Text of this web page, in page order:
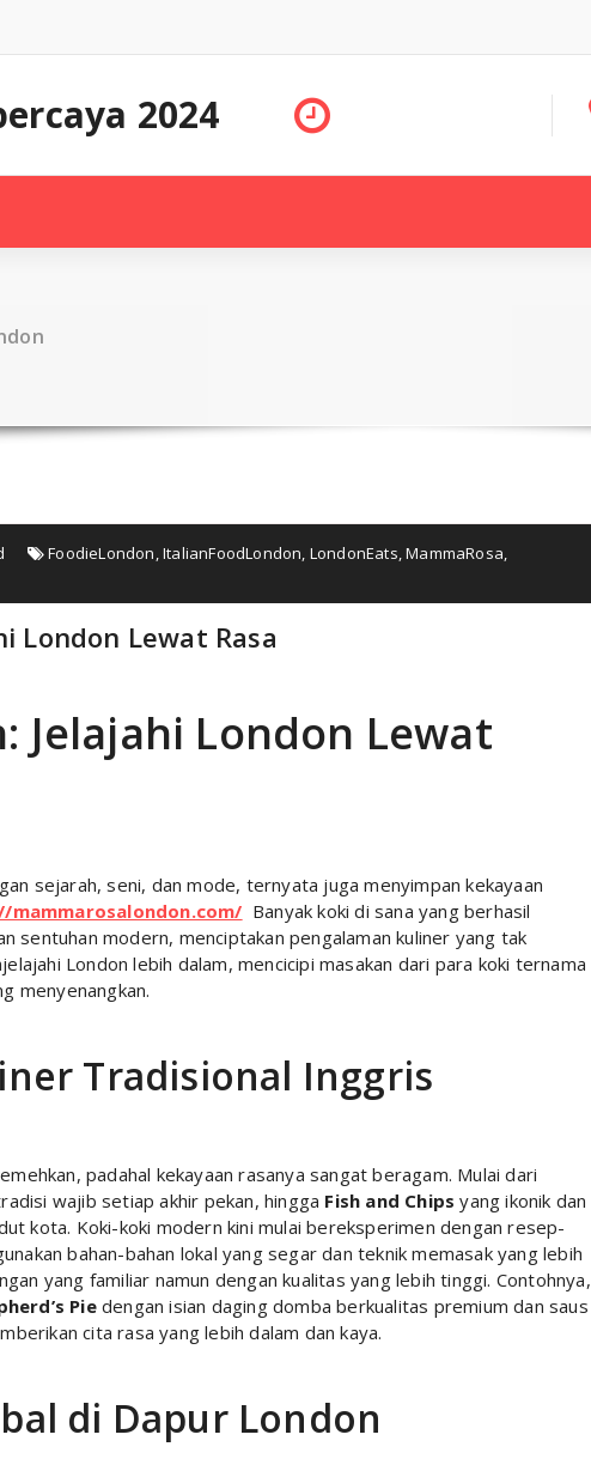
2024
FoodieLondon,ItalianFoodLondon, LondonEats,MammaRosa,
London Lewat Rasa
Jelajahi London Lewat
sejarah, seni, dan mode, ternyata juga menyimpan kekayaan
mammarosalondon.com/ Banyak koki di sana yang berhasil
sentuhan modern, menciptakan pengalaman kuliner yang tak
London lebih dalam, mencicipi masakan dari para koki ternama
menyenangkan.
Tradisional Inggris
padahal kekayaan rasanya sangat beragam. Mulai dari
wajib setiap akhir pekan, hingga Fish and Chips yang ikonik dan
kota. Koki-koki modern kini mulai bereksperimen dengan resep-
bahan-bahan lokal yang segar dan teknik memasak yang lebih
yang familiar namun dengan kualitas yang lebih tinggi. Contohnya,
Piedengan isian daging domba berkualitas premium dan saus
cita rasa yang lebih dalam dan kaya.
di Dapur London